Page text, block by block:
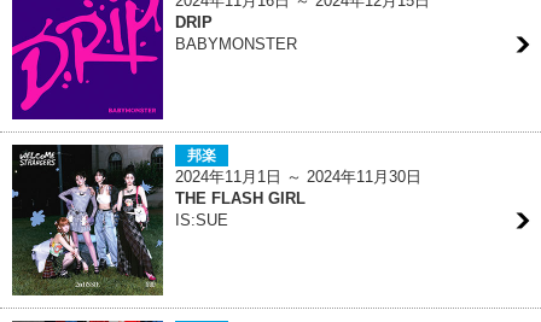
DRIP
BABYMONSTER
邦楽
2024年11月1日 ～ 2024年11月30日
THE FLASH GIRL
IS:SUE